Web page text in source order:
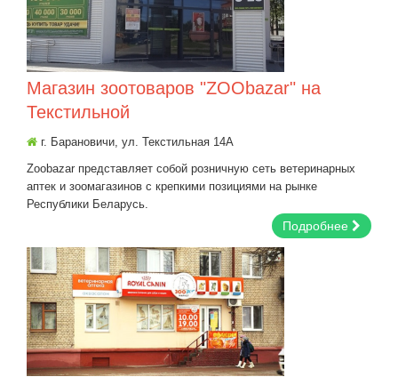
Магазин зоотоваров "ZOObazar" на
Текстильной
г. Барановичи, ул. Текстильная 14А
Zoobazar представляет собой розничную сеть ветеринарных
аптек и зоомагазинов с крепкими позициями на рынке
Республики Беларусь.
Подробнее